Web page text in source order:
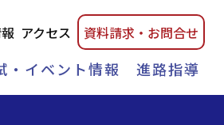
アクセス 資料請求・ お問合せ
・イベント情報 進路指導